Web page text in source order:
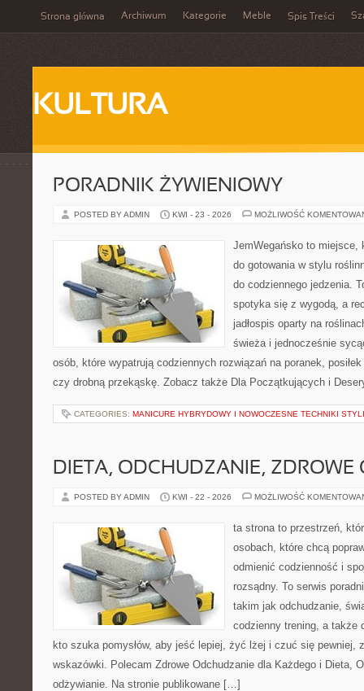
Strona główna Archiwum Kategorie Meble Spis Treści
KULTURA
PORADNIK ŻYWIENIOWY
POSTED BY ADMIN KWI - 23 - 2026 MOŻLIWOŚĆ
JemWegańsko to miejsce,
do gotowania w stylu
do codziennego jedzenia.
spotyka się z wygodą, a
jadłospis oparty na
świeża i jednocześnie
osób, które wypatrują codziennych rozwiązań na poranek,
czy drobną przekąskę. Zobacz także Dla Początkujących i
CATEGORIES: MANICURE HYBRYDOWY I NOWOCZESNE TECHNIKI
DIETA, ODCHUDZANIE, ZDROWE
POSTED BY ADMIN KWI - 22 - 2026 MOŻLIWOŚĆ
ta strona to przestrzeń,
osobach, które chcą
odmienić codzienność i
rozsądny. To serwis
takim jak odchudzanie,
codzienny trening, a także
kto szuka pomysłów, aby jeść lepiej, żyć lżej i czuć się pewniej,
wskazówki. Polecam Zdrowe Odchudzanie dla Każdego i Dieta,
odżywianie. Na stronie publikowane […]